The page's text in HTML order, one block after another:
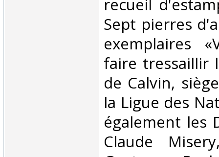
recueil
Sept pierres
exemplaires
faire tressaillir
de Calvin,
la Ligue des
également les
Claude